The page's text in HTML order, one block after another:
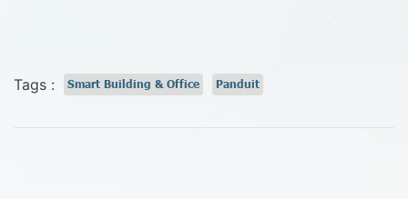
Tags : Smart Building & Office Panduit